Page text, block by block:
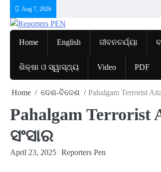
content
Aug 7, 2026
Home English ଜୀବନଚର୍ଯ୍ୟା
ଶିକ୍ଷା ଓ ସ୍ୱାସ୍ଥ୍ୟ Video PDF
Home ଦେଶ-ବିଦେଶ Pahalgam Terrorist
Pahalgam
ସଂସାର
April 23, 2025 Reporters Pen